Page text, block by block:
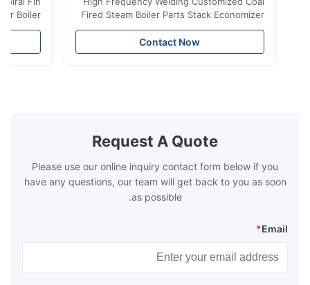
Fired Steam Boiler Parts Stack Economizer
Coil Boiler economizer Boiler Economizer is
the energy improving device that helps to
reduce the cost of operation by saving the
boilers is generally in the temperature
range of 200°C – 250°C, so there
Contact Now
Boiler
is the
saving the
Request A Quote
Please use our online inquiry contact form below if you
have any questions, our team will get back to you as soon
as possible.
Email
*